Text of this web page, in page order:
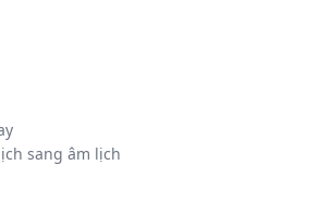
sang âm lịch